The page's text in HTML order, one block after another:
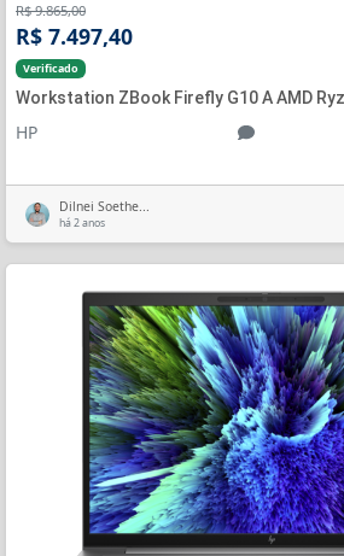
R$ 9.865,00
R$ 7.497,40
Verificado
Workstation ZBook Firefly G10 A AMD
HP
Dilnei Soethe...
há 2 anos